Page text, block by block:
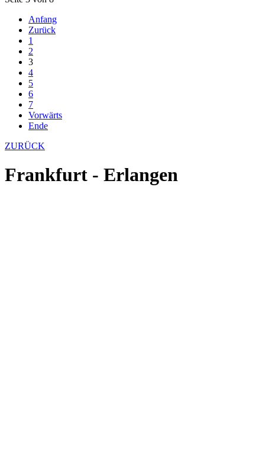
Anfang
Zurück
1
2
3
4
5
6
7
Vorwärts
Ende
ZURÜCK
Frankfurt - Erlangen